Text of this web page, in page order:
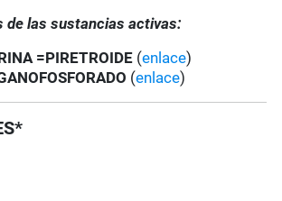
de las sustancias activas:
=PIRETROIDE (enlace)
(enlace)